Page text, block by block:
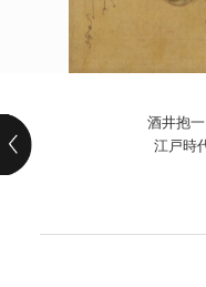
酒井抱
江戸時